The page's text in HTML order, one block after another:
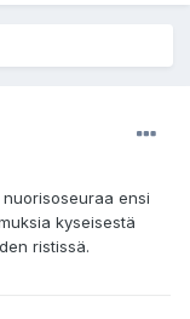
ensi
kyseisestä
ristissä.